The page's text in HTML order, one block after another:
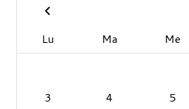
Lu
Ma Me
3
4 5